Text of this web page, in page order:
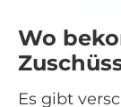
Wo
Es gibt